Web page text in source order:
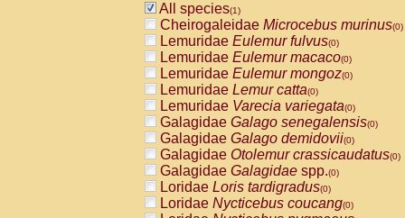
All species(1)
Cheirogaleidae Microcebus murinus(0)
Lemuridae Eulemur fulvus(0)
Lemuridae Eulemur macaco(0)
Lemuridae Eulemur mongoz(0)
Lemuridae Lemur catta(0)
Lemuridae Varecia variegata(0)
Galagidae Galago senegalensis(0)
Galagidae Galago demidovii(0)
Galagidae Otolemur crassicaudatus(0)
Galagidae Galagidae spp.(0)
Loridae Loris tardigradus(0)
Loridae Nycticebus coucang(0)